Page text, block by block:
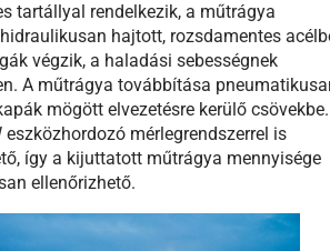
tartállyal rendelkezik, a műtrágya
hajtott, rozsdamentes
végzik, a haladási sebességnek
A műtrágya továbbítása
mögött elvezetésre kerülő
eszközhordozó mérlegrendszerrel is
így a kijuttatott műtrágya mennyisége
ellenőrizhető.